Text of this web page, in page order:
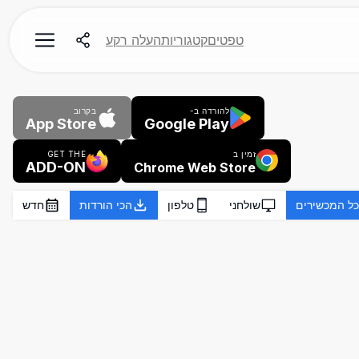
טפטיםקטגוריותהעלה רקע
להורדה ב-
Google Play
בקרוב
App Store
זמין ב
Chrome Web Store
GET THE
ADD-ON
כל המכשירים שולחני טלפון הכי הורדות חדש